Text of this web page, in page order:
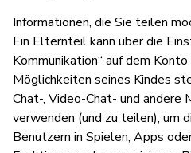
Informationen, die Sie teilen
Ein Elternteil kann über die
Kommunikation“ auf dem
Möglichkeiten seines Kindes
Chat-, Video-Chat- und andere
verwenden (und zu teilen), um
Benutzern in Spielen, Apps